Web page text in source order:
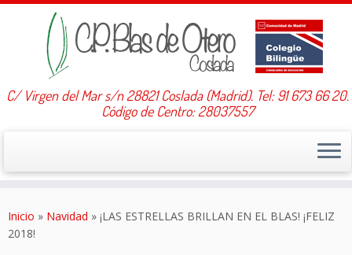
contenido
C/ Virgen del Mar s/n 28821 Coslada (Madrid). Tel: 91 673 66 20.
Código de Centro: 28037557
Inicio » Navidad » ¡LAS ESTRELLAS BRILLAN EN EL BLAS! ¡FELIZ
2018!